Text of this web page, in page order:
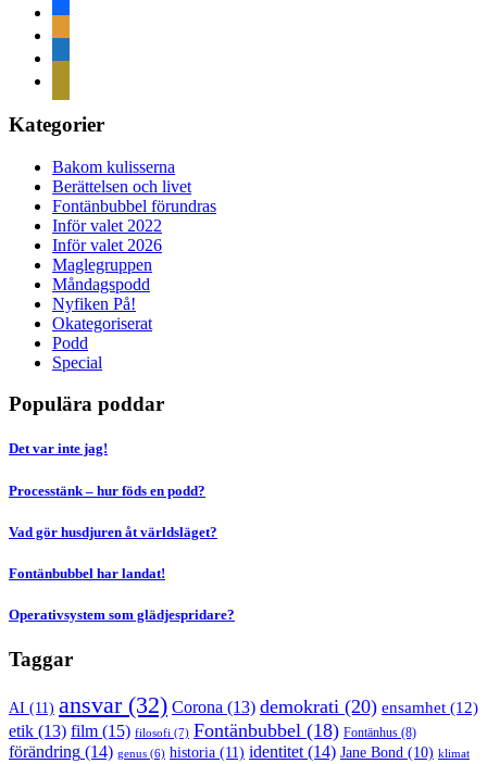
Kategorier
Bakom kulisserna
Berättelsen och livet
Fontänbubbel förundras
Inför valet 2022
Inför valet 2026
Maglegruppen
Måndagspodd
Nyfiken På!
Okategoriserat
Podd
Special
Populära poddar
Det var inte jag!
Processtänk – hur föds en podd?
Vad gör husdjuren åt världsläget?
Fontänbubbel har landat!
Operativsystem som glädjespridare?
Taggar
AI (11) ansvar(32) Corona (13) demokrati (20) ensamhet (12)
etik (13) film (15) filosofi (7) Fontänbubbel (18) Fontänhus (8)
förändring (14) genus (6) historia (11) identitet (14) Jane Bond (10) klimat